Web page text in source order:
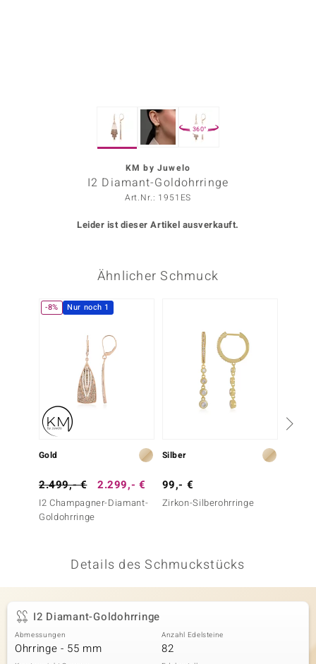
Collection
BY DE MELO
360°
KM by Juwelo
I2 Diamant-Goldohrringe
Art.Nr.: 1951ES
Leider ist dieser Artikel ausverkauft.
Ähnlicher Schmuck
-8% Nur noch 1
Gold
2.499,- € 2.299,- €
I2 Champagner-Diamant-
Goldohrringe
Silber
99,- €
Zirkon-Silberohrringe
Details des Schmuckstücks
I2 Diamant-Goldohrringe
Abmessungen
Ohrringe - 55 mm
Anzahl Edelsteine
82